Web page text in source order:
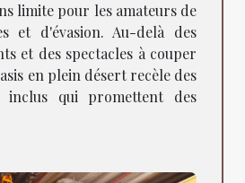
limite pour les amateurs de
et d'évasion. Au-delà des
et des spectacles à couper
en plein désert recèle des
inclus qui promettent des